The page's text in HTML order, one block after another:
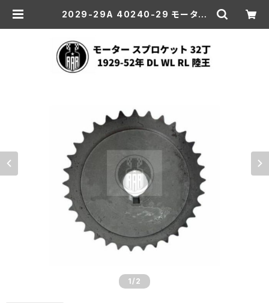
2029-29A 40240-29 モーター
aar-hd
1 /2